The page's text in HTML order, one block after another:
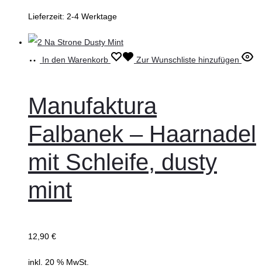
Lieferzeit: 2-4 Werktage
In den Warenkorb Zur Wunschliste hinzufügen
Manufaktura
Falbanek – Haarnadel
mit Schleife, dusty
mint
12,90 €
inkl. 20 % MwSt.